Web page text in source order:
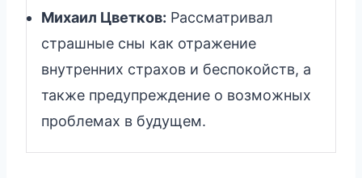
Михаил Цветков: Рассматривал
страшные сны как отражение
внутренних страхов и беспокойств, а
также предупреждение о возможных
проблемах в будущем.